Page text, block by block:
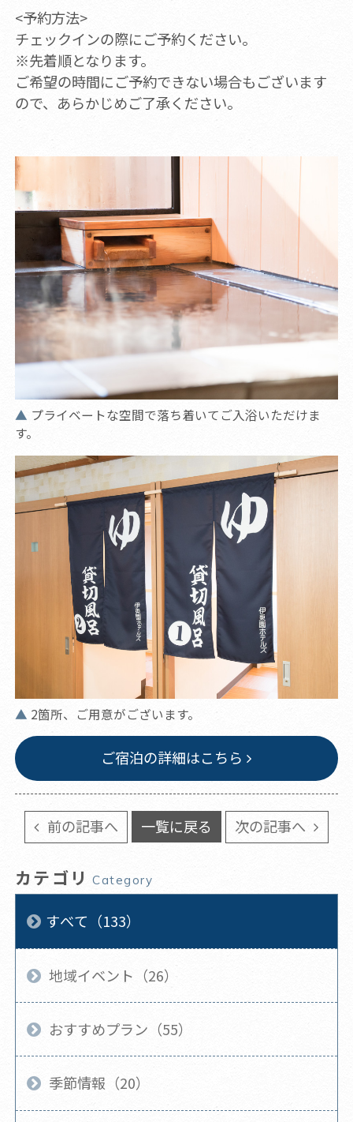
<予約方法>
チェックインの際にご予約ください。
※先着順となります。
ご希望の時間にご予約できない場合もございます
ので、あらかじめご了承ください。
プライベートな空間で落ち着いてご入浴いただけま
す。
2箇所、ご用意がございます。
ご宿泊の詳細はこちら
前の記事へ 一覧に戻る 次の記事へ
カテゴリ Category
すべて（133）
地域イベント（26）
おすすめプラン（55）
季節情報（20）